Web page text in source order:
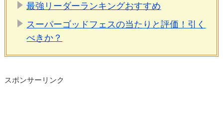
最強リーダーランキングおすすめ
スーパーゴッドフェスの当たりと評価！引く
べきか？
スポンサーリンク